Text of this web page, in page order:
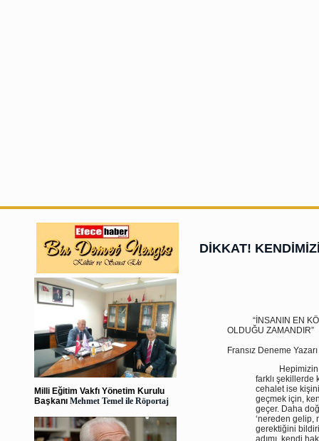
Milli Eğitim Vakfı Yönetim Kurulu
Başkanı Mehmet Temel ile Röportaj
DİKKAT!
“İNSANIN EN
OLDUĞU ZAMANDIR”
Fransız Deneme Yazarı
farklı şekillerde
cehalet ise
geçmek için,
geçer. Daha
‘nereden gelip,
gerektiğini
adımı, kendi